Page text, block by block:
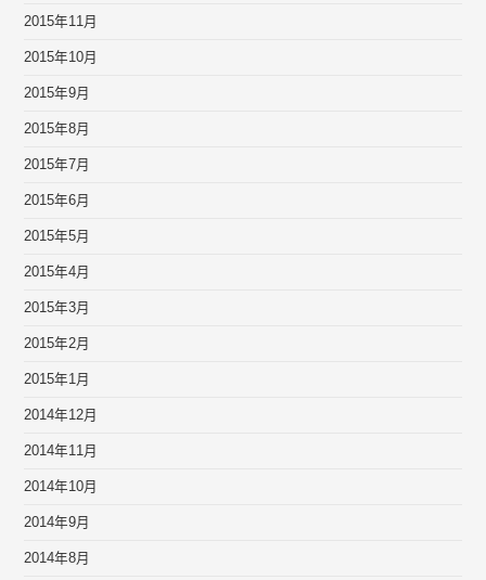
2015年11月
2015年10月
2015年9月
2015年8月
2015年7月
2015年6月
2015年5月
2015年4月
2015年3月
2015年2月
2015年1月
2014年12月
2014年11月
2014年10月
2014年9月
2014年8月